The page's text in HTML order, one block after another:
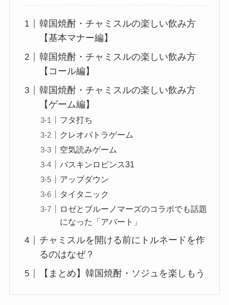
韓国焼酎・チャミスルの楽しい飲み方
【基本マナー編】
韓国焼酎・チャミスルの楽しい飲み方
【コール編】
韓国焼酎・チャミスルの楽しい飲み方
【ゲーム編】
フタ打ち
クレオパトラゲーム
空気読みゲーム
バスキンロビンス31
アップダウン
タイタニック
ロゼとブルーノマーズのコラボでも話題
になった「アパート」
チャミスルを開ける前にトルネードを作
るのはなぜ？
【まとめ】韓国焼酎・ソジュを楽しもう